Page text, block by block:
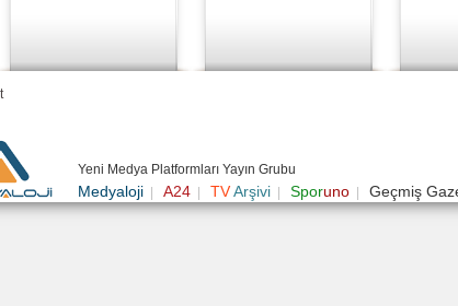
Yeni Medya Platformları Yayın Grubu
Medyaloji| A24| TVArşivi| Sporuno| Geçmiş